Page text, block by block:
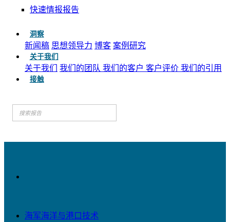
快速情报报告
洞察
新闻稿 思想领导力 博客 案例研究
关于我们
关于我们 我们的团队 我们的客户 客户评价 我们的引用
接触
海军海洋与港口技术